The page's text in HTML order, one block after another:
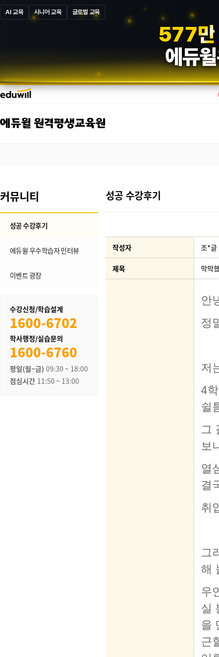
AI 교육 시니어 교육 글로벌 교육
587만
에듀윌
에듀윌 원격평생교육원
커뮤니티
성공 수강후기
에듀윌 우수학습자 인터뷰
이벤트 광장
수강신청/학습설계
1600-6702
학사행정/실습문의
1600-6760
평일(월~금) 09:30 ~ 18:00
점심시간 11:50 ~ 13:00
성공 수강후기
작성자 조*글
제목 막막